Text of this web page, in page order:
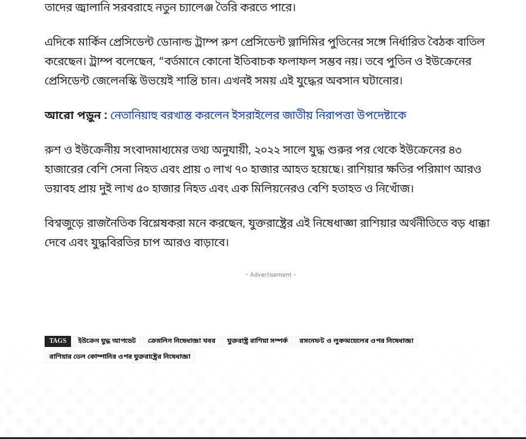
তাদের জ্বালানি সরবরাহে নতুন চ্যালেঞ্জ তৈরি করতে পারে।
এদিকে মার্কিন প্রেসিডেন্ট ডোনাল্ড ট্রাম্প রুশ প্রেসিডেন্ট ভ্লাদিমির পুতিনের সঙ্গে নির্ধারিত বৈঠক বাতিল
করেছেন। ট্রাম্প বলেছেন, “বর্তমানে কোনো ইতিবাচক ফলাফল সম্ভব নয়। তবে পুতিন ও ইউক্রেনের
প্রেসিডেন্ট জেলেনস্কি উভয়েই শান্তি চান। এখনই সময় এই যুদ্ধের অবসান ঘটানোর।
আরো পড়ুন : নেতানিয়াহু বরখাস্ত করলেন ইসরাইলের জাতীয় নিরাপত্তা উপদেষ্টাকে
রুশ ও ইউক্রেনীয় সংবাদমাধ্যমের তথ্য অনুযায়ী, ২০২২ সালে যুদ্ধ শুরুর পর থেকে ইউক্রেনের ৪৩
হাজারের বেশি সেনা নিহত এবং প্রায় ৩ লাখ ৭০ হাজার আহত হয়েছে। রাশিয়ার ক্ষতির পরিমাণ আরও
ভয়াবহ প্রায় দুই লাখ ৫০ হাজার নিহত এবং এক মিলিয়নেরও বেশি হতাহত ও নিখোঁজ।
বিশ্বজুড়ে রাজনৈতিক বিশ্লেষকরা মনে করছেন, যুক্তরাষ্ট্রের এই নিষেধাজ্ঞা রাশিয়ার অর্থনীতিতে বড় ধাক্কা
দেবে এবং যুদ্ধবিরতির চাপ আরও বাড়াবে।
- Advertisement -
TAGS ইউক্রেন যুদ্ধ আপডেট ক্রেমলিন নিষেধাজ্ঞা খবর যুক্তরাষ্ট্র রাশিয়া সম্পর্ক
রসনেফট ও লুকঅয়েলের ওপর নিষেধাজ্ঞা
রাশিয়ার তেল কোম্পানির ওপর যুক্তরাষ্ট্রের নিষেধাজ্ঞা